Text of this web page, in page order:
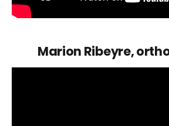
Marion Ribeyre,